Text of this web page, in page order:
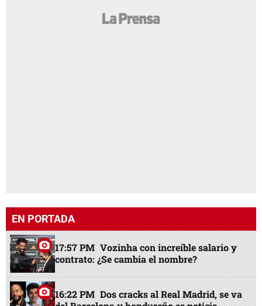
EN PORTADA
17:57 PM Vozinha con increíble salario y
contrato: ¿Se cambia el nombre?
16:22 PM Dos cracks al Real Madrid, se va